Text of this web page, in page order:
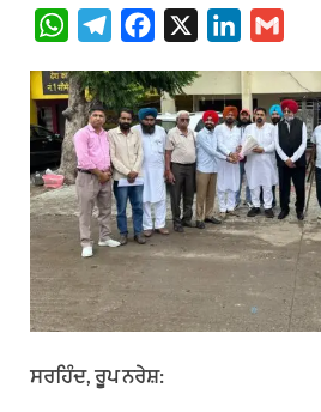
W
a
t
s
A
p
p
l
e
g
r
a
m
c
e
b
o
o
k
n
k
e
d
I
n
a
i
l
ਸਰਹਿੰਦ, ਰੂਪ ਨਰੇਸ਼: